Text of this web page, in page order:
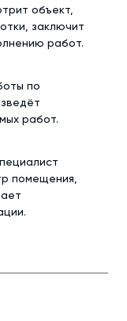
объект,
заключит
работ.
по
работ.
помещения,